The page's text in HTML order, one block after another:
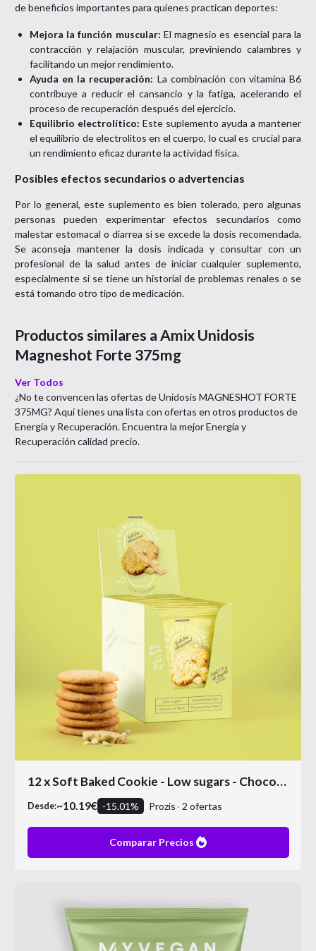
de beneficios importantes para quienes practican deportes:
Mejora la función muscular: El magnesio es esencial para la
contracción y relajación muscular, previniendo calambres y
facilitando un mejor rendimiento.
Ayuda en la recuperación: La combinación con vitamina B6
contribuye a reducir el cansancio y la fatiga, acelerando el
proceso de recuperación después del ejercicio.
Equilibrio electrolítico: Este suplemento ayuda a mantener
el equilibrio de electrolitos en el cuerpo, lo cual es crucial para
un rendimiento eficaz durante la actividad física.
Posibles efectos secundarios o advertencias
Por lo general, este suplemento es bien tolerado, pero algunas
personas pueden experimentar efectos secundarios como
malestar estomacal o diarrea si se excede la dosis recomendada.
Se aconseja mantener la dosis indicada y consultar con un
profesional de la salud antes de iniciar cualquier suplemento,
especialmente si se tiene un historial de problemas renales o se
está tomando otro tipo de medicación.
Productos similares a Amix Unidosis
Magneshot Forte 375mg
Ver Todos
¿No te convencen las ofertas deUnidosis MAGNESHOT FORTE
375MG? Aquí tienes una lista con ofertas en otros productos de
Energía y Recuperación. Encuentra la mejorEnergía y
Recuperación calidad precio.
12 x Soft Baked Cookie - Low sugars - Chocolate blanco
Desde:~10.19€ -15.01% Prozis 2 ofertas
Comparar Precios